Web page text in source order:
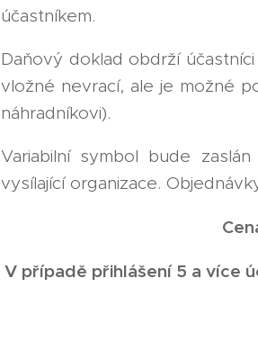
účastníkem.
Daňový doklad obdrží
vložné nevrací, ale je možné
náhradníkovi).
Variabilní symbol bude
vysílající organizace.
V případě přihlášení 5 a více